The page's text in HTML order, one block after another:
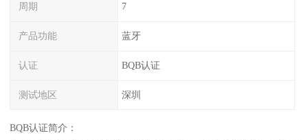
周期 7
产品功能 蓝牙
认证 BQB认证
测试地区 深圳
BQB认证简介：